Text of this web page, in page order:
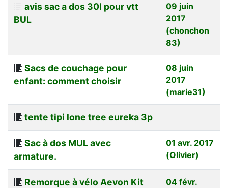
avis sac a dos 30l pour vtt
BUL
09 juin
2017
(chonchon
83)
Sacs de couchage pour
enfant: comment choisir
08 juin
2017
(marie31)
tente tipi lone tree eureka 3p
Sac à dos MUL avec
armature.
01 avr. 2017
(Olivier)
Remorque à vélo Aevon Kit
04 févr.